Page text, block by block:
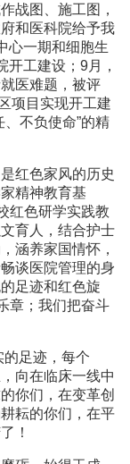
战图、施工图，
和医科院给予我
心一期和细胞生
工建设；9月，
医难题，被评
项目实现开工建
不负使命”的精
红色家风的历史
精神教育基
红色研学实践教
育人，结合护士
涵养家国情怀，
谈医院管理的身
足迹和红色旋
章；我们把奋斗
足迹，每个
向在临床一线中
你们，在变革创
耘的你们，在平
！